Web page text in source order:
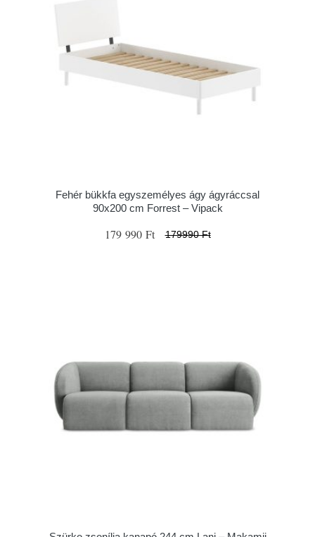
Fehér bükkfa egyszemélyes ágy ágyráccsal
90x200 cm Forrest – Vipack
179 990 Ft 179990 Ft